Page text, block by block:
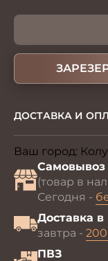
ДОСТАВКА И
Ваш город:
Самовывоз
(товар в
Сегодня -
Доставка в
завтра - 200
ПВЗ